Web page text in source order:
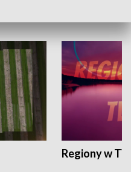
Regiony w